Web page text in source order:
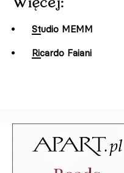
Studio MEMM
Ricardo Faiani